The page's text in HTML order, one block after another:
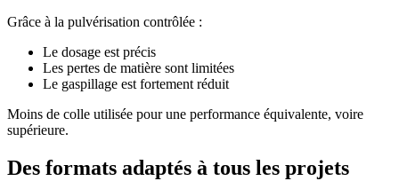
Grâce à la pulvérisation contrôlée :
Le dosage est précis
Les pertes de matière sont limitées
Le gaspillage est fortement réduit
Moins de colle utilisée pour une performance équivalente, voire
supérieure.
Des formats adaptés à tous les projets